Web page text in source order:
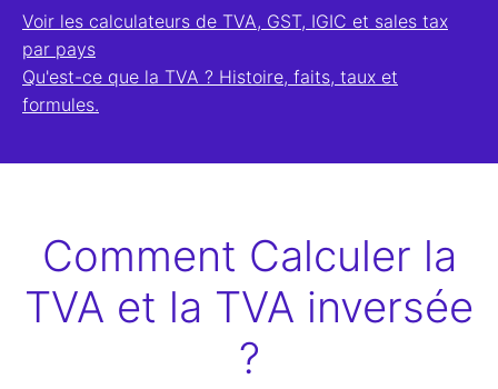
Voir les calculateurs de TVA, GST, IGIC et sales tax
par pays
Qu'est-ce que la TVA ? Histoire, faits, taux et
formules.
Comment Calculer la
TVA et la TVA inversée
?